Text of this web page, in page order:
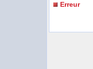
Erreur